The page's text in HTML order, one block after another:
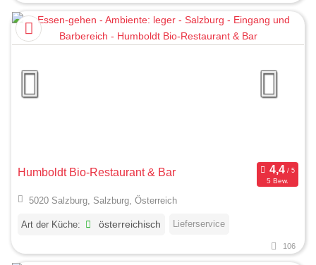
Humboldt Bio-Restaurant & Bar
5 Bew.
5020 Salzburg, Salzburg, Österreich
Art der Küche: österreichisch Lieferservice
106